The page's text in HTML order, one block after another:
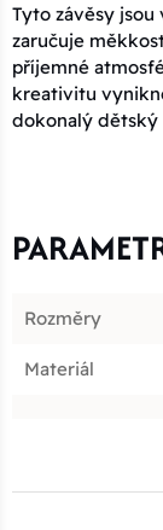
Tyto závěsy
zaručuje
příjemné
kreativitu
dokonalý dětský
Rozměry
Materiál